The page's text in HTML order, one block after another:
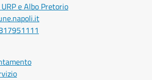
e Albo Pretorio